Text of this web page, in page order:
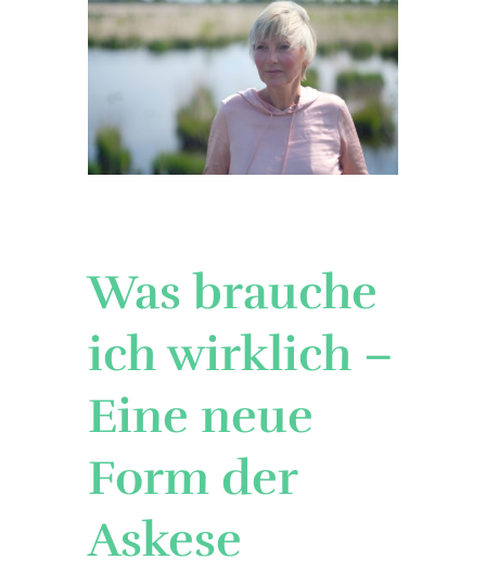
Was brauche
ich wirklich –
Eine neue
Form der
Askese